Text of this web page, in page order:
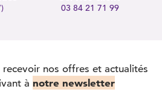
03 84 21 71 99
recevoir nos offres et actualités
à notre newsletter